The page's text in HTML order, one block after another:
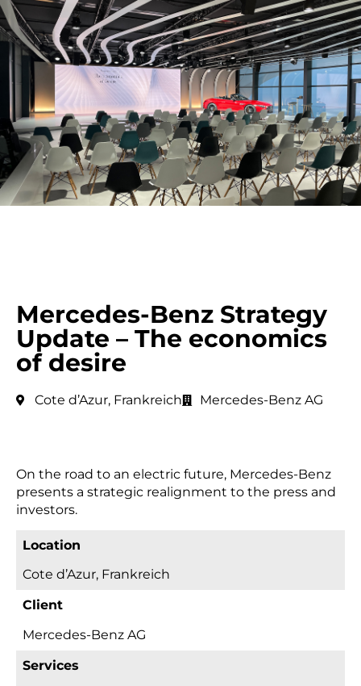
Mercedes-Benz Strategy
Update – The economics
of desire
Cote d’Azur, Frankreich Mercedes-Benz AG
On the road to an electric future, Mercedes-Benz
presents a strategic realignment to the press and
investors.
Location
Cote d’Azur, Frankreich
Client
Mercedes-Benz AG
Services